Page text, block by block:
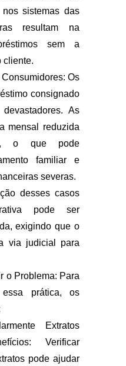
sistemas das
resultam na
sem a
cliente.
Os
consignado
As
mensal reduzida
o que pode
familiar e
severas.
desses casos
pode ser
exigindo que o
via judicial para
o Problema: Para
prática, os
Extratos
Verificar
pode ajudar